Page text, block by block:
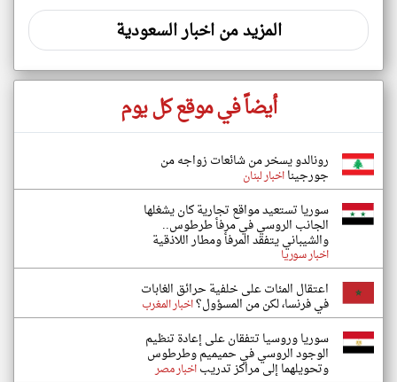
المزيد من اخبار السعودية
أيضاً في موقع كل يوم
رونالدو يسخر من شائعات زواجه من
جورجينااخبار لبنان
سوريا تستعيد مواقع تجارية كان يشغلها
الجانب الروسي في مرفأ طرطوس..
والشيباني يتفقد المرفأ ومطار اللاذقية
اخبار سوريا
اعتقال المئات على خلفية حرائق الغابات
في فرنسا، لكن من المسؤول؟اخبار المغرب
سوريا وروسيا تتفقان على إعادة تنظيم
الوجود الروسي في حميميم وطرطوس
وتحويلهما إلى مراكز تدريباخبار مصر